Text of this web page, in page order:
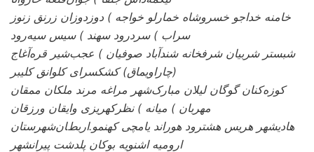
خامنه خداجو خسروشاه خمارلو خواجه ) دوزدوزان زرنق زنوز
سراب ) سردرود سهند ) سیس سیه‌رود
شبستر شربیان شرفخانه شندآباد صوفیان ) عجب‌شیر قره‌آغاج
(چاراویماق) کشکسرای کلوانق کلیبر
کوزه‌کنان گوگان لیلان مبارک‌شهر مراغه مرند ملکان ممقان
مهربان ) میانه ) نظرکهریزی وایقان ورزقان
هادیشهر هریس هشترود هوراند یامچی کهنمو.اﺭﺑﻂﺎﻥشهرستان
ارومیه اشنویه بوکان پلدشت پیرانشهر